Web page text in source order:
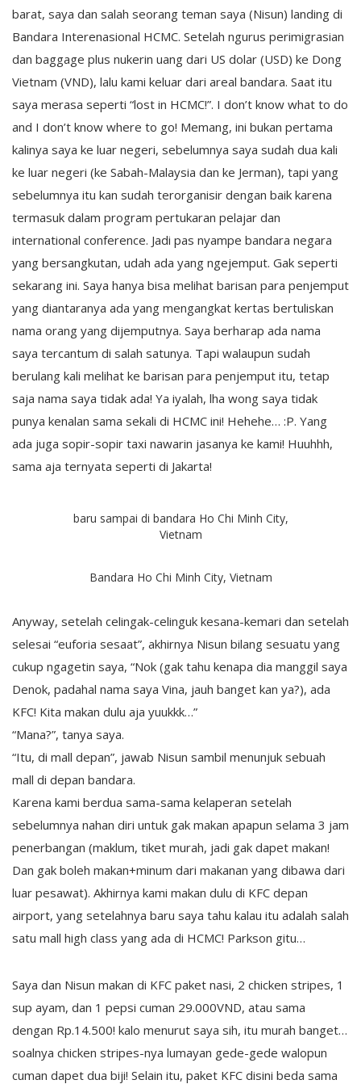
barat, saya dan salah seorang teman saya (Nisun) landing di
Bandara Interenasional HCMC. Setelah ngurus perimigrasian
dan baggage plus nukerin uang dari US dolar (USD) ke Dong
Vietnam (VND), lalu kami keluar dari areal bandara. Saat itu
saya merasa seperti “lost in HCMC!”. I don’t know what to do
and I don’t know where to go! Memang, ini bukan pertama
kalinya saya ke luar negeri, sebelumnya saya sudah dua kali
ke luar negeri (ke Sabah-Malaysia dan ke Jerman), tapi yang
sebelumnya itu kan sudah terorganisir dengan baik karena
termasuk dalam program pertukaran pelajar dan
international conference. Jadi pas nyampe bandara negara
yang bersangkutan, udah ada yang ngejemput. Gak seperti
sekarang ini. Saya hanya bisa melihat barisan para penjemput
yang diantaranya ada yang mengangkat kertas bertuliskan
nama orang yang dijemputnya. Saya berharap ada nama
saya tercantum di salah satunya. Tapi walaupun sudah
berulang kali melihat ke barisan para penjemput itu, tetap
saja nama saya tidak ada! Ya iyalah, lha wong saya tidak
punya kenalan sama sekali di HCMC ini! Hehehe… :P. Yang
ada juga sopir-sopir taxi nawarin jasanya ke kami! Huuhhh,
sama aja ternyata seperti di Jakarta!
baru sampai di bandara Ho Chi Minh City,
Vietnam
Bandara Ho Chi Minh City, Vietnam
Anyway, setelah celingak-celinguk kesana-kemari dan setelah
selesai “euforia sesaat”, akhirnya Nisun bilang sesuatu yang
cukup ngagetin saya, “Nok (gak tahu kenapa dia manggil saya
Denok, padahal nama saya Vina, jauh banget kan ya?), ada
KFC! Kita makan dulu aja yuukkk…”
“Mana?”, tanya saya.
“Itu, di mall depan”, jawab Nisun sambil menunjuk sebuah
mall di depan bandara.
Karena kami berdua sama-sama kelaperan setelah
sebelumnya nahan diri untuk gak makan apapun selama 3 jam
penerbangan (maklum, tiket murah, jadi gak dapet makan!
Dan gak boleh makan+minum dari makanan yang dibawa dari
luar pesawat). Akhirnya kami makan dulu di KFC depan
airport, yang setelahnya baru saya tahu kalau itu adalah salah
satu mall high class yang ada di HCMC! Parkson gitu…
Saya dan Nisun makan di KFC paket nasi, 2 chicken stripes, 1
sup ayam, dan 1 pepsi cuman 29.000VND, atau sama
dengan Rp.14.500! kalo menurut saya sih, itu murah banget…
soalnya chicken stripes-nya lumayan gede-gede walopun
cuman dapet dua biji! Selain itu, paket KFC disini beda sama